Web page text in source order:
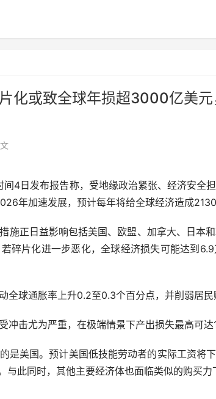
化或致全球年损超3000亿美
日发布报告称，受地缘政治紧张、经济安全
年加速发展，预计每年将给全球经济造成
正日益影响包括美国、欧盟、加拿大、日本和
碎片化进一步恶化，全球经济损失可能达到
球通胀率上升0.2至0.3个百分点，并削弱居民
击尤为严重，在极端情景下产出损失最高可达
美国。预计美国低技能劳动者的实际工资将
此同时，其他主要经济体也面临类似的购买力